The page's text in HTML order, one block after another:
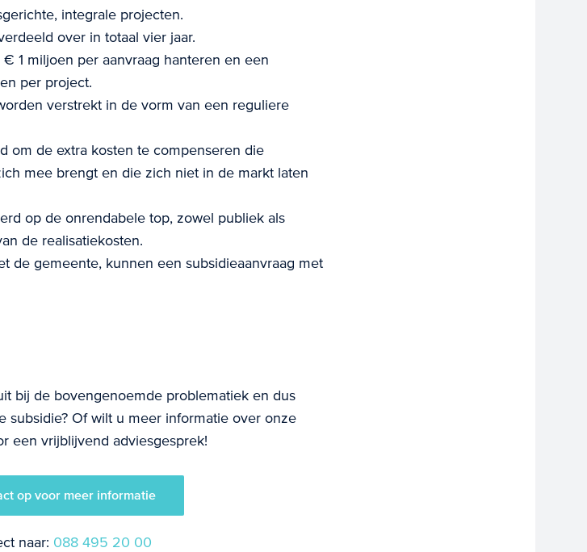
integrale projecten.
over in totaal vier jaar.
1 miljoen per aanvraag hanteren en een
per project.
verstrekt in de vorm van een reguliere
om de extra kosten te compenseren die
mee brengt en die zich niet in de markt laten
op de onrendabele top, zowel publiek als
de realisatiekosten.
de gemeente, kunnen een subsidieaanvraag met
bij de bovengenoemde problematiek en dus
subsidie? Of wilt u meer informatie over onze
een vrijblijvend adviesgesprek!
op voor meer informatie
naar: 088 495 20 00